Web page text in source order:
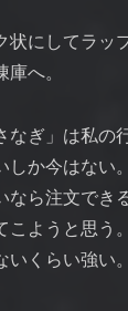
状にしてラッ
へ。
なぎ」は私の
か今はない。
なら注文でき
こようと思う
いくらい強い